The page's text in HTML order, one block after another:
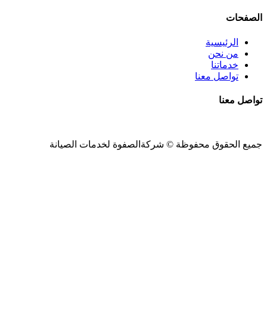
الصفحات
الرئيسية
من نحن
خدماتنا
تواصل معنا
تواصل معنا
جميع الحقوق محفوظة © شركةالصفوة لخدمات الصيانة